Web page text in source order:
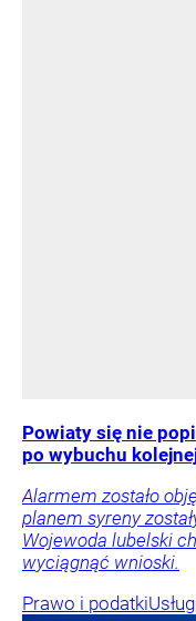
Powiaty się nie
po wybuchu
Alarmem zostało
planem syreny
Wojewoda lubelski
wyciągnąć wnioski.
Prawo i podatki